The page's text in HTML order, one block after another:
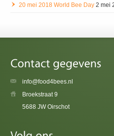
20 mei 2018 World Bee Day 2 mei
info@food4bees.nl
Broekstraat 9
5688 JW Oirschot